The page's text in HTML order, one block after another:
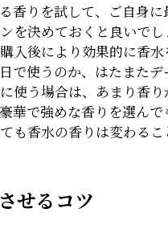
香りを試して、ご自身
を決めておくと良いで
入後により効果的に香
で使うのか、はたまた
使う場合は、あまり香
華で強めな香りを選ん
も香水の香りは変わる
せるコツ